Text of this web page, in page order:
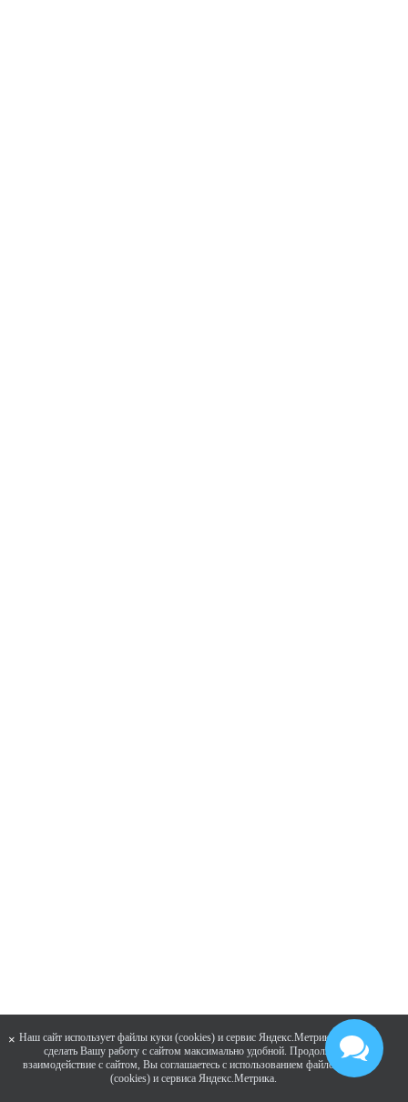
× Наш сайт использует файлы куки (cookies) и сервис Яндекс.Метрика, чтобы
сделать Вашу работу с сайтом максимально удобной. Продолжая
взаимодействие с сайтом, Вы соглашаетесь с использованием файлов куки
(cookies) и сервиса Яндекс.Метрика.